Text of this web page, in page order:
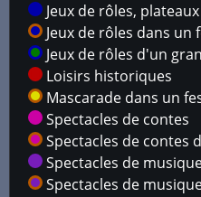
Jeux de rôles,
Jeux de rôles dans un
Jeux de rôles d'un
Loisirs historiques
Mascarade dans un
Spectacles de contes
Spectacles de contes
Spectacles de
Spectacles de